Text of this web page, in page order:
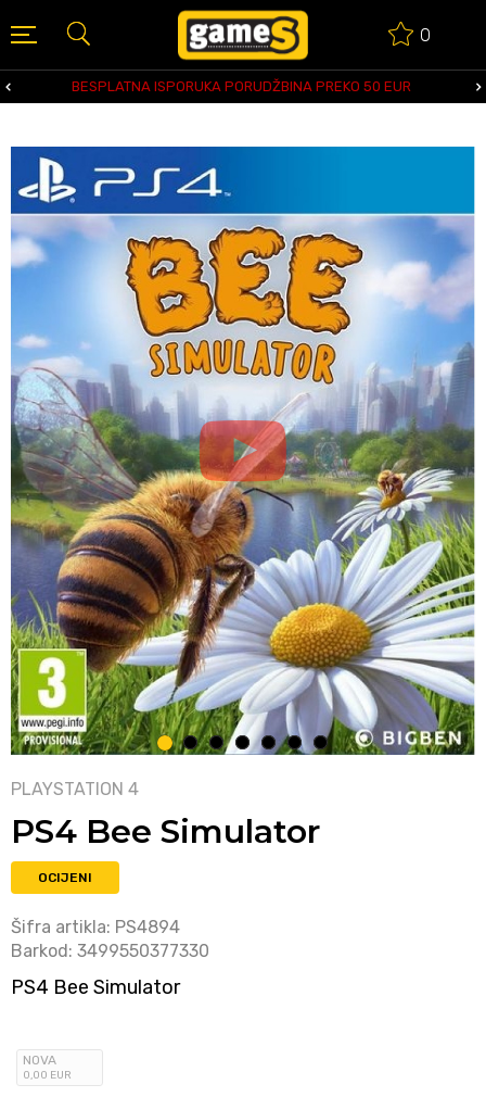
0
BESPLATNA ISPORUKA PORUDŽBINA PREKO 50 EUR
1 2 3 4 5 6 7
PLAYSTATION 4
PS4 Bee Simulator
OCIJENI
Šifra artikla: PS4894
Barkod: 3499550377330
PS4 Bee Simulator
NOVA
0,00 EUR